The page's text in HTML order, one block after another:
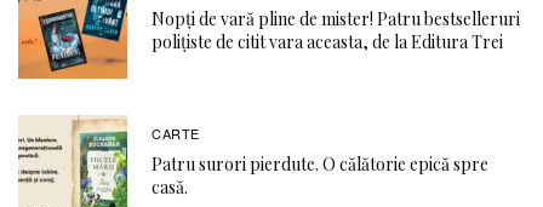
Nopți de vară pline de mister! Patru bestselleruri
polițiste de citit vara aceasta, de la Editura Trei
CARTE
Patru surori pierdute. O călătorie epică spre
casă.